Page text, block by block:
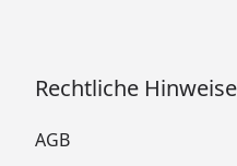
Rechtliche Hinweise
AGB